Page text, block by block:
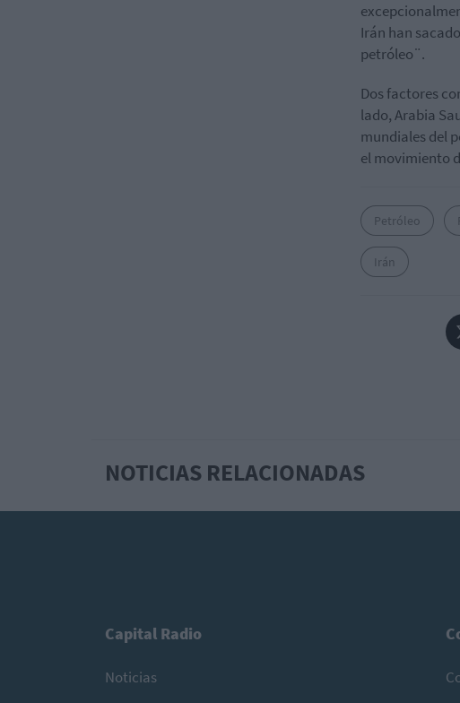
Irán han
petróleo¨.
Dos factores
lado, Arabia
mundiales del
el movimiento
Petróleo
Irán
NOTICIAS RELACIONADAS
Capital Radio
Noticias